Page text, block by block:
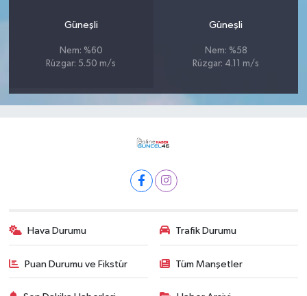
Güneşli
Nem: %60
Rüzgar: 5.50 m/s
Güneşli
Nem: %58
Rüzgar: 4.11 m/s
Hava Durumu Trafik Durumu
Puan Durumu ve Fikstür Tüm Manşetler